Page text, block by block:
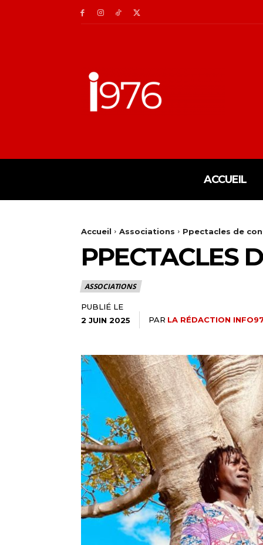
ACCUEIL
Accueil Associations Ppectacles de
PPECTACLES
ASSOCIATIONS
PUBLIÉ LE
2 JUIN 2025
PAR LA RÉDACTION